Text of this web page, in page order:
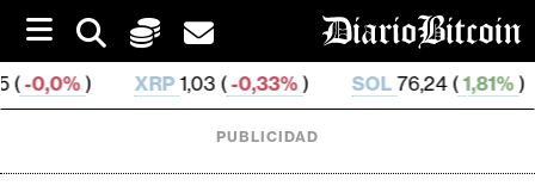
i
p
t
o
XRP1,03 ( -0,33%) SOL76,24 ( 1,81%) TRX
PUBLICIDAD